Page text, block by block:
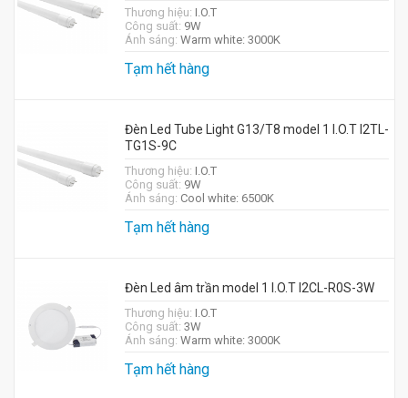
Thương hiệu: I.O.T
Công suất: 9W
Ánh sáng: Warm white: 3000K
Tạm hết hàng
Đèn Led Tube Light G13/T8 model 1 I.O.T I2TL-
TG1S-9C
Thương hiệu: I.O.T
Công suất: 9W
Ánh sáng: Cool white: 6500K
Tạm hết hàng
Đèn Led âm trần model 1 I.O.T I2CL-R0S-3W
Thương hiệu: I.O.T
Công suất: 3W
Ánh sáng: Warm white: 3000K
Tạm hết hàng